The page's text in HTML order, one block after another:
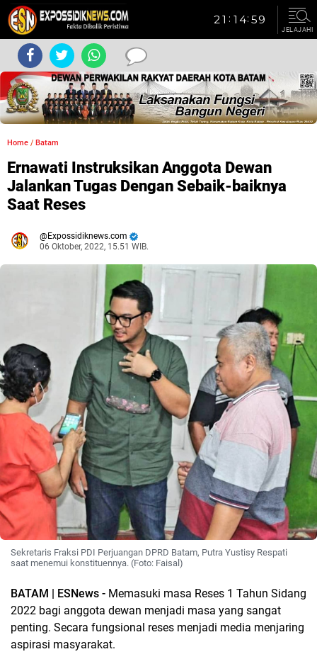
JELAJAHI
Home / Batam
Ernawati Instruksikan Anggota Dewan
Jalankan Tugas Dengan Sebaik-baiknya
Saat Reses
Expossidiknews.com
06 Oktober, 2022, 15.51 WIB.
Sekretaris Fraksi PDI Perjuangan DPRD Batam, Putra Yustisy Respati
saat menemui konstituennya. (Foto: Faisal)
BATAM | ESNews - Memasuki masa Reses 1 Tahun Sidang
2022 bagi anggota dewan menjadi masa yang sangat
penting. Secara fungsional reses menjadi media menjaring
aspirasi masyarakat.